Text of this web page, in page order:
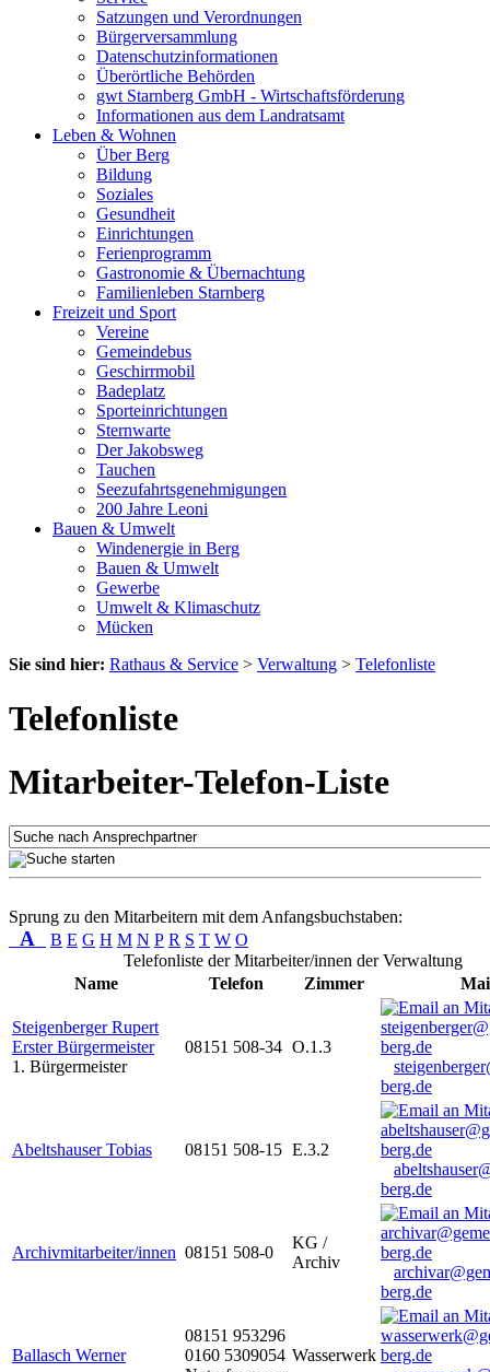
Satzungen und Verordnungen
Bürgerversammlung
Datenschutzinformationen
Überörtliche Behörden
gwt Starnberg GmbH - Wirtschaftsförderung
Informationen aus dem Landratsamt
Leben & Wohnen
Über Berg
Bildung
Soziales
Gesundheit
Einrichtungen
Ferienprogramm
Gastronomie & Übernachtung
Familienleben Starnberg
Freizeit und Sport
Vereine
Gemeindebus
Geschirrmobil
Badeplatz
Sporteinrichtungen
Sternwarte
Der Jakobsweg
Tauchen
Seezufahrtsgenehmigungen
200 Jahre Leoni
Bauen & Umwelt
Windenergie in Berg
Bauen & Umwelt
Gewerbe
Umwelt & Klimaschutz
Mücken
Sie sind hier: Rathaus & Service > Verwaltung > Telefonliste
Telefonliste
Mitarbeiter-Telefon-Liste
Sprung zu den Mitarbeitern mit dem Anfangsbuchstaben:
A B E G H M N P R S T W O
Telefonliste der Mitarbeiter/innen der Verwaltung
Name
Telefon Zimmer
Steigenberger Rupert
Erster Bürgermeister
1. Bürgermeister
08151 508-34 O.1.3
berg.de
Abeltshauser Tobias 08151 508-15 E.3.2
berg.de
Archivmitarbeiter/innen 08151 508-0
KG /
Archiv
berg.de
Ballasch Werner
08151 953296
0160 5309054 Wasserwerk